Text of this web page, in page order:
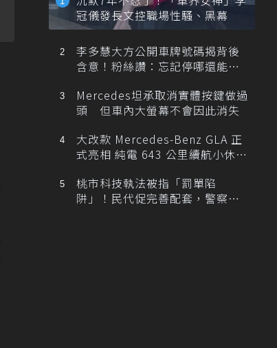
冠儀發長文控職場性騷、黑幕
李多慧大方公開車牌號碼揭背後
含意！粉絲讚：忘記停哪還能幫
Mercedes坦承取消實體按鍵做過
頭 但車內大螢幕不會因此消失
大改款 Mercedes-Benz GLA 正
式亮相 純電 643 公里續航小休
桃市科技執法被指「罰單陷
阱」！民代促完善配套，警察局